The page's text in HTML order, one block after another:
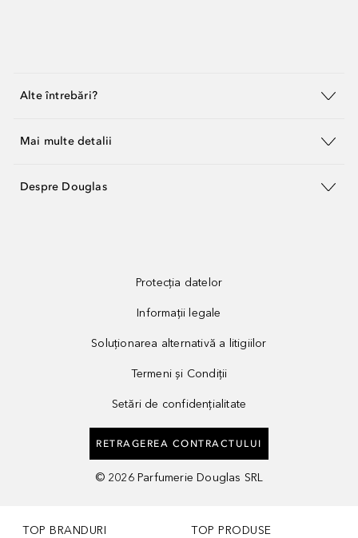
Alte întrebări?
Mai multe detalii
Despre Douglas
Protecția datelor
Informații legale
Soluționarea alternativă a litigiilor
Termeni și Condiții
Setări de confidențialitate
RETRAGEREA CONTRACTULUI
© 2026 Parfumerie Douglas SRL
TOP BRANDURI TOP PRODUSE